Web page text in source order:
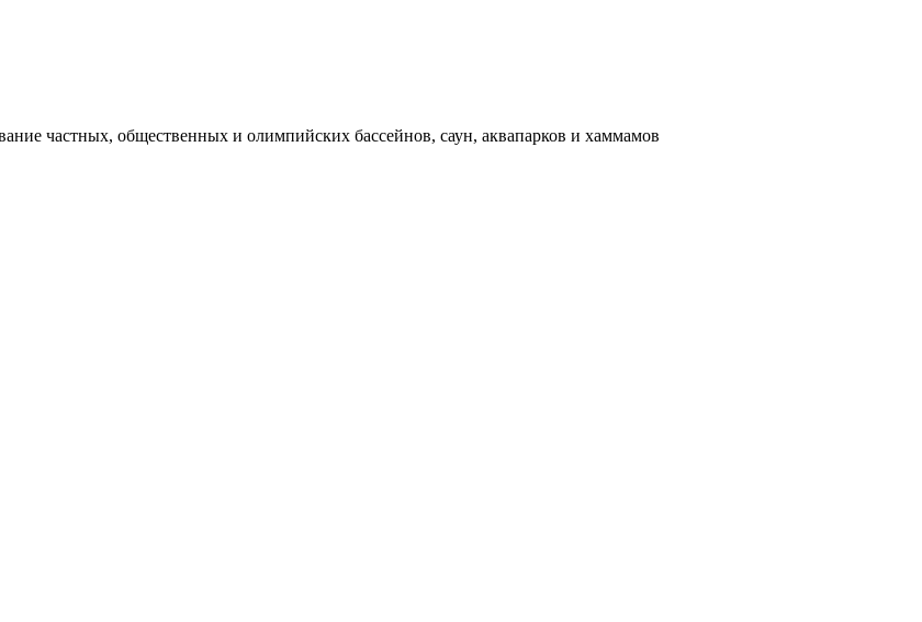
частных, общественных и олимпийских бассейнов, саун, аквапарков и хаммамов